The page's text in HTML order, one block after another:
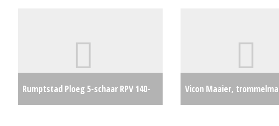
Rumptstad Ploeg 5-schaar RPV 140-
Vicon Maaier,